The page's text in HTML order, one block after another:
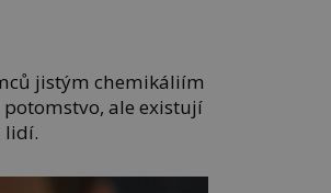
jistým chemikáliím
ale existují
lidí.